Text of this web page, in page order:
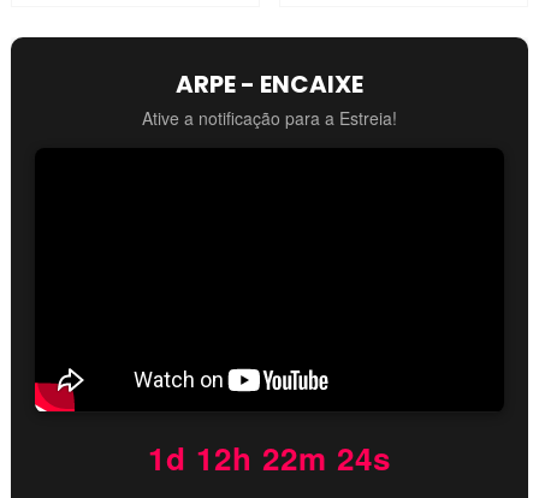
ARPE - ENCAIXE
Ative a notificação para a Estreia!
1d 12h 22m 22s